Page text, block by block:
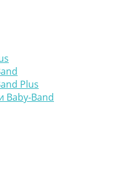
Plus
Baby-Band